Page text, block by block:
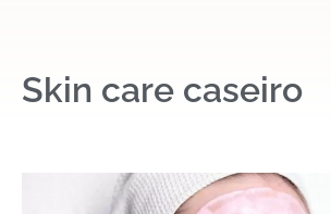
Skin care caseiro